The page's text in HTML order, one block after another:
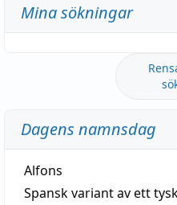
Mina sökningar
Dagens namnsdag
Alfons
Spansk variant av ett